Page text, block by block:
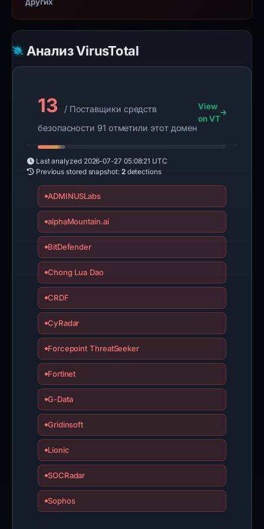
Анализ VirusTotal
13
/ Поставщики средств
безопасности 91 отметили этот домен
View
on VT
Last analyzed 2026-07-27 05:08:21 UTC
Previous stored snapshot: 2detections
ADMINUSLabs
alphaMountain.ai
BitDefender
Chong Lua Dao
CRDF
CyRadar
Forcepoint ThreatSeeker
Fortinet
G-Data
Gridinsoft
Lionic
SOCRadar
Sophos